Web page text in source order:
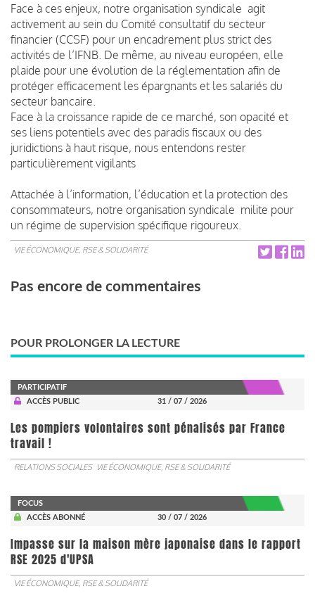
Face à ces enjeux, notre organisation syndicale agit
activement au sein du Comité consultatif du secteur
financier (CCSF) pour un encadrement plus strict des
activités de l’IFNB. De même, au niveau européen, elle
plaide pour une évolution de la réglementation afin de
protéger efficacement les épargnants et les salariés du
secteur bancaire.
Face à la croissance rapide de ce marché, son opacité et
ses liens potentiels avec des paradis fiscaux ou des
juridictions à haut risque, nous entendons rester
particulièrement vigilants
Attachée à l’information, l’éducation et la protection des
consommateurs, notre organisation syndicale milite pour
un régime de supervision spécifique rigoureux.
VIE ÉCONOMIQUE, RSE & SOLIDARITÉ
Pas encore de commentaires
POUR PROLONGER LA LECTURE
PARTICIPATIF
ACCÈS PUBLIC
31 / 07 / 2026
Les pompiers volontaires sont pénalisés par France
travail !
RELATIONS SOCIALES VIE ÉCONOMIQUE, RSE & SOLIDARITÉ
FOCUS
ACCÈS ABONNÉ
30 / 07 / 2026
Impasse sur la maison mère japonaise dans le rapport
RSE 2025 d'UPSA
VIE ÉCONOMIQUE, RSE & SOLIDARITÉ